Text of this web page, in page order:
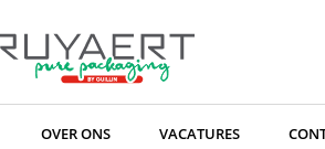
OVER ONS VACATURES